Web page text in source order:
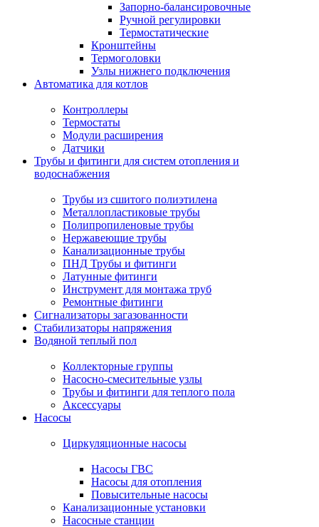
Запорно-балансировочные
Ручной регулировки
Термостатические
Кронштейны
Термоголовки
Узлы нижнего подключения
Автоматика для котлов
Контроллеры
Термостаты
Модули расширения
Датчики
Трубы и фитинги для систем отопления и
водоснабжения
Трубы из сшитого полиэтилена
Металлопластиковые трубы
Полипропиленовые трубы
Нержавеющие трубы
Канализационные трубы
ПНД Трубы и фитинги
Латунные фитинги
Инструмент для монтажа труб
Ремонтные фитинги
Сигнализаторы загазованности
Стабилизаторы напряжения
Водяной теплый пол
Коллекторные группы
Насосно-смесительные узлы
Трубы и фитинги для теплого пола
Аксессуары
Насосы
Циркуляционные насосы
Насосы ГВС
Насосы для отопления
Повысительные насосы
Канализационные установки
Насосные станции